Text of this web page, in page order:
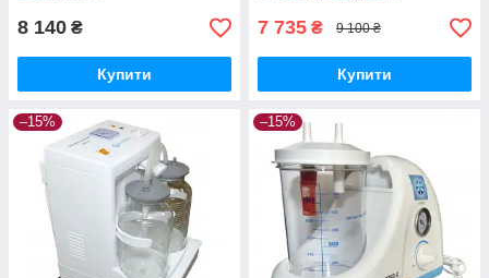
8 140 ₴
Купити
7 735 ₴ 9 100 ₴
Купити
–15% –15%